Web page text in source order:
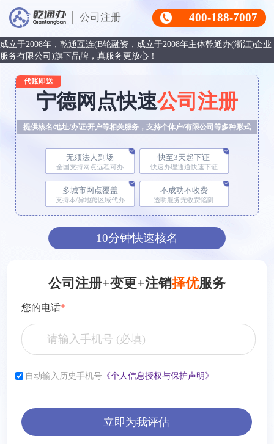
公司注册 400-188-7007
成立于2008年，乾通互连(B轮融资，成立于2008年主体乾通办(浙江)企业
服务有限公司)旗下品牌，真服务更放心！
代账即送
宁德网点快速公司注册
提供核名/地址/办证/开户等相关服务，支持个体户/有限公司等多种形式
无须法人到场
全国支持网点远程可办
快至3天起下证
快速办理通道快速下证
多城市网点覆盖
支持本/异地跨区域代办
不成功不收费
透明服务无收费陷阱
10分钟快速核名
公司注册+变更+注销择优服务
您的电话*
自动输入历史手机号《个人信息授权与保护声明》
立即为我评估
张** 153****2321
150****9568